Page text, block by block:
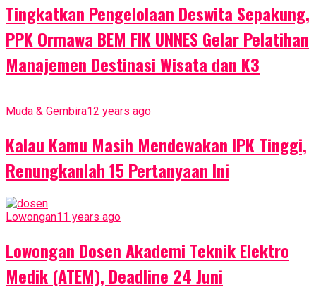
Tingkatkan Pengelolaan Deswita Sepakung,
PPK Ormawa BEM FIK UNNES Gelar Pelatihan
Manajemen Destinasi Wisata dan K3
Muda & Gembira12 years ago
Kalau Kamu Masih Mendewakan IPK Tinggi,
Renungkanlah 15 Pertanyaan Ini
Lowongan11 years ago
Lowongan Dosen Akademi Teknik Elektro
Medik (ATEM), Deadline 24 Juni